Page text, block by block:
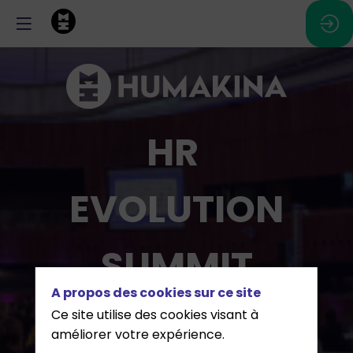
HR
EVOLUTION
SUMMIT
16 mars 2027 - ECCL,
Luxembourg
A propos des cookies sur ce site
Ce site utilise des cookies visant à
améliorer votre expérience.